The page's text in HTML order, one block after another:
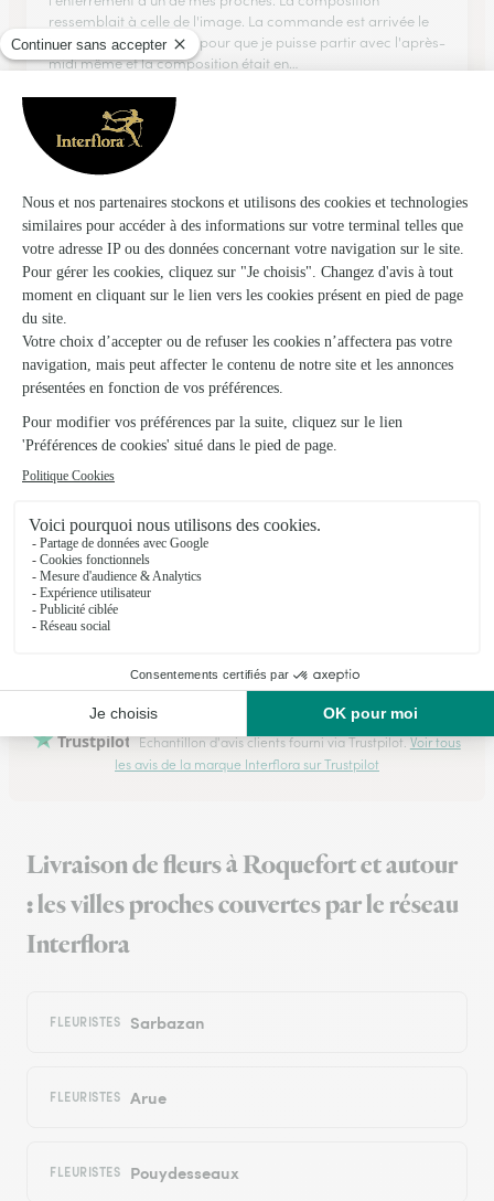
ressemblait à celle de l'image. La commande est arrivée le
jour j, suffisamment tôt pour que je puisse partir avec l'après-
midi même et la composition était en…
L'application est vraiment simple a…
L'application est vraiment simple a utiliser, la livraison a été
rapide et les fleurs sont arrivé en très bon état 😊
08/03/2026
★ ★ ★ ★ ★
Bonsaï magnifique .
Bonsaï magnifique . Je renouvellerais l'expérience
★ ★ ★ ★ ★
Fleuriste pro active
Trustpilot Échantillon d'avis clients fourni via Trustpilot. Voir tous
les avis de la marque Interflora sur Trustpilot
Livraison de fleurs à Roquefort et autour
: les villes proches couvertes par le réseau
Interflora
FLEURISTES Sarbazan
FLEURISTES Arue
FLEURISTES Pouydesseaux